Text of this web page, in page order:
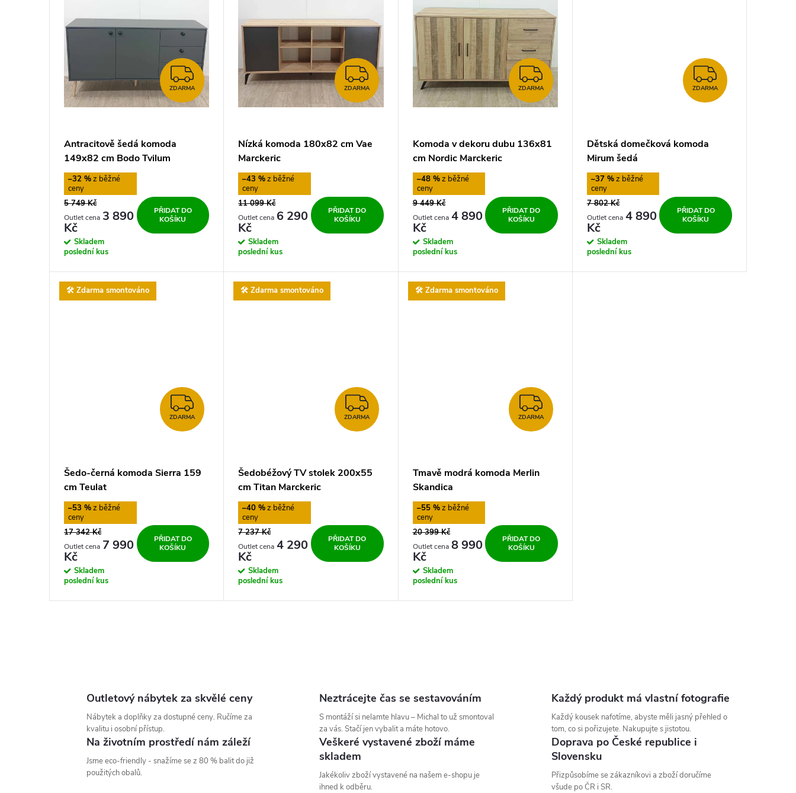
t
ZDARMA
ZDARMA
Antracitově šedá komoda
149x82 cm Bodo Tvilum
–32 %
5 749 Kč
3 890
Kč
Skladem
poslední kus
PŘIDAT DO
KOŠÍKU
ZDARMA
ZDARMA
Nízká komoda 180x82 cm Vae
Marckeric
–43 %
11 099 Kč
6 290
Kč
Skladem
poslední kus
PŘIDAT DO
KOŠÍKU
ZDARMA
ZDARMA
Komoda v dekoru dubu 136x81
cm Nordic Marckeric
–48 %
9 449 Kč
4 890
Kč
Skladem
poslední kus
PŘIDAT DO
KOŠÍKU
ZDARMA
ZDARMA
Dětská domečková komoda
Mirum šedá
–37 %
7 802 Kč
4 890
Kč
Skladem
poslední kus
PŘIDAT DO
KOŠÍKU
🛠️ Zdarma smontováno
ZDARMA
ZDARMA
Šedo-černá komoda Sierra 159
cm Teulat
–53 %
17 342 Kč
7 990
Kč
Skladem
poslední kus
PŘIDAT DO
KOŠÍKU
🛠️ Zdarma smontováno
ZDARMA
ZDARMA
Šedobéžový TV stolek 200x55
cm Titan Marckeric
–40 %
7 237 Kč
4 290
Kč
Skladem
poslední kus
PŘIDAT DO
KOŠÍKU
🛠️ Zdarma smontováno
ZDARMA
ZDARMA
Tmavě modrá komoda Merlin
Skandica
–55 %
20 399 Kč
8 990
Kč
Skladem
poslední kus
PŘIDAT DO
KOŠÍKU
Outletový nábytek za skvělé ceny
Nábytek a doplňky za dostupné ceny. Ručíme za
kvalitu i osobní přístup.
Neztrácejte čas se sestavováním
S montáží si nelamte hlavu – Michal to už smontoval
za vás. Stačí jen vybalit a máte hotovo.
Každý produkt má vlastní fotografie
Každý kousek nafotíme, abyste měli jasný přehled o
tom, co si pořizujete. Nakupujte s jistotou.
Na životním prostředí nám záleží
Jsme eco-friendly - snažíme se z 80 % balit do již
použitých obalů.
Veškeré vystavené zboží máme
skladem
Jakékoliv zboží vystavené na našem e-shopu je
ihned k odběru.
Doprava po České republice i
Slovensku
Přizpůsobíme se zákazníkovi a zboží doručíme
všude po ČR i SR.